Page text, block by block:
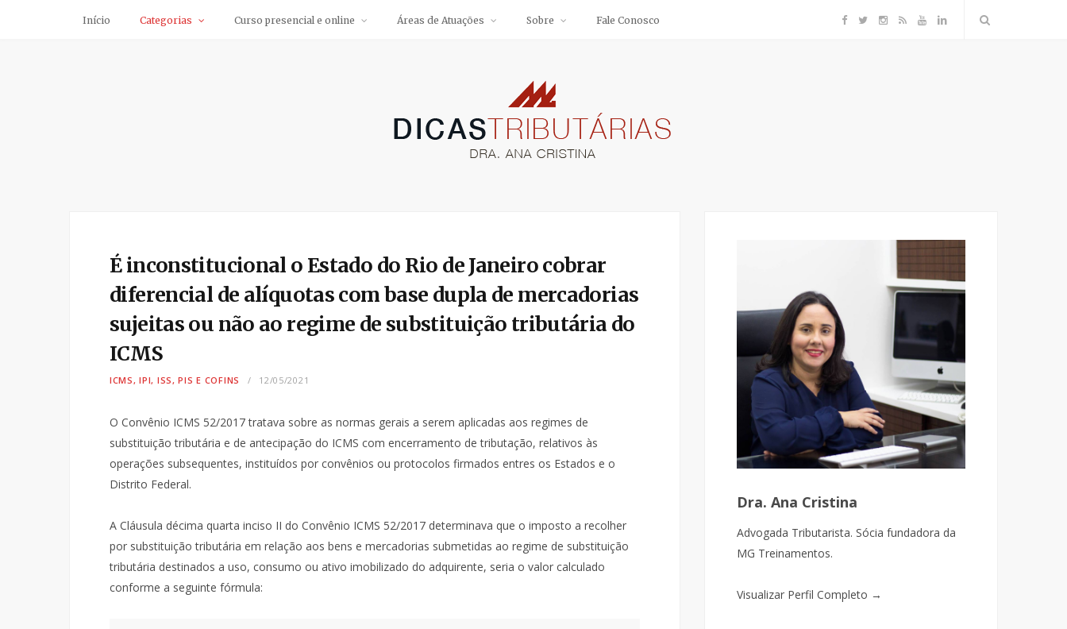
Início Categorias Curso presencial e online Áreas de Atuações Sobre Fale Conosco F I
a
m
R Y L
I
n
É inconstitucional o Estado do Rio de Janeiro cobrar
diferencial de alíquotas com base dupla de mercadorias
sujeitas ou não ao regime de substituição tributária do
ICMS
ICMS, IPI, ISS, PIS E COFINS 12/05/2021
O Convênio ICMS 52/2017 tratava sobre as normas gerais a serem aplicadas aos regimes de
substituição tributária e de antecipação do ICMS com encerramento de tributação, relativos às
operações subsequentes, instituídos por convênios ou protocolos firmados entres os Estados e o
Distrito Federal.
A Cláusula décima quarta inciso II do Convênio ICMS 52/2017 determinava que o imposto a recolher
por substituição tributária em relação aos bens e mercadorias submetidas ao regime de substituição
tributária destinados a uso, consumo ou ativo imobilizado do adquirente, seria o valor calculado
conforme a seguinte fórmula:
Dra. Ana Cristina
Advogada Tributarista. Sócia fundadora da
MG Treinamentos.
Visualizar Perfil Completo →